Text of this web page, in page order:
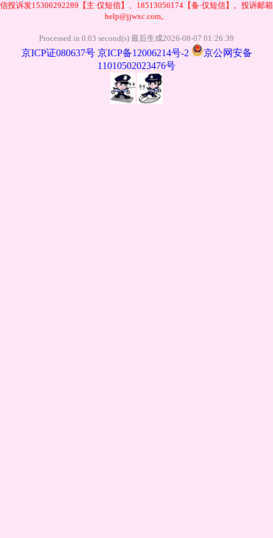
信投诉发15300292289【主·仅短信】、18513056174【备·仅短信】。投诉邮箱
help@jjwxc.com。
Processed in 0.03 second(s) 最后生成2026-08-07 01:26:39
京ICP证080637号 京ICP备12006214号-2
京公网安备
11010502023476号